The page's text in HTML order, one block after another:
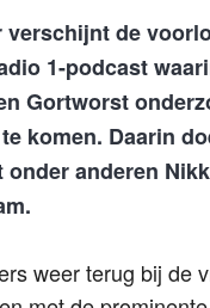
verschijnt de
1-podcast
Gortworst
komen. Daarin
onder anderen
weer terug bij de